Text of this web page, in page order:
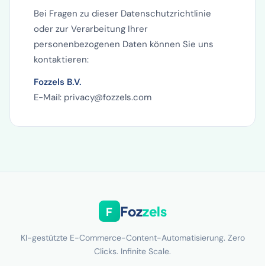
Bei Fragen zu dieser Datenschutzrichtlinie
oder zur Verarbeitung Ihrer
personenbezogenen Daten können Sie uns
kontaktieren:
Fozzels B.V.
E-Mail: privacy@fozzels.com
F Fozzels
KI-gestützte E-Commerce-Content-Automatisierung. Zero
Clicks. Infinite Scale.